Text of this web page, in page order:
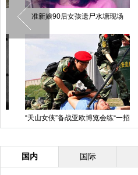
准新娘90后女孩遗尸水塘现场
“天山女侠”备战亚欧博览会练“一招
制敌”
国内 国际